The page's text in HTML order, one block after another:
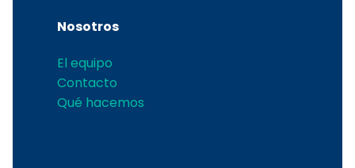
Nosotros
El equipo
Contacto
Qué hacemos